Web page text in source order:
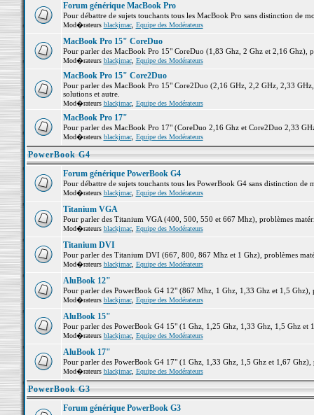
Forum générique MacBook Pro
Pour débattre de sujets touchants tous les MacBook Pro sans distinction de
Mod�rateurs blackjmac, Equipe des Modérateurs
MacBook Pro 15" CoreDuo
Pour parler des MacBook Pro 15" CoreDuo (1,83 Ghz, 2 Ghz et 2,16 Ghz),
Mod�rateurs blackjmac, Equipe des Modérateurs
MacBook Pro 15" Core2Duo
Pour parler des MacBook Pro 15" Core2Duo (2,16 GHz, 2,2 GHz, 2,33
solutions et autre.
Mod�rateurs blackjmac, Equipe des Modérateurs
MacBook Pro 17"
Pour parler des MacBook Pro 17" (CoreDuo 2,16 Ghz et Core2Duo 2,33
Mod�rateurs blackjmac, Equipe des Modérateurs
PowerBook G4
Forum générique PowerBook G4
Pour débattre de sujets touchants tous les PowerBook G4 sans distinction de
Mod�rateurs blackjmac, Equipe des Modérateurs
Titanium VGA
Pour parler des Titanium VGA (400, 500, 550 et 667 Mhz), problèmes
Mod�rateurs blackjmac, Equipe des Modérateurs
Titanium DVI
Pour parler des Titanium DVI (667, 800, 867 Mhz et 1 Ghz), problèmes
Mod�rateurs blackjmac, Equipe des Modérateurs
AluBook 12"
Pour parler des PowerBook G4 12" (867 Mhz, 1 Ghz, 1,33 Ghz et 1,5 Ghz),
Mod�rateurs blackjmac, Equipe des Modérateurs
AluBook 15"
Pour parler des PowerBook G4 15" (1 Ghz, 1,25 Ghz, 1,33 Ghz, 1,5 Ghz et
Mod�rateurs blackjmac, Equipe des Modérateurs
AluBook 17"
Pour parler des PowerBook G4 17" (1 Ghz, 1,33 Ghz, 1,5 Ghz et 1,67 Ghz),
Mod�rateurs blackjmac, Equipe des Modérateurs
PowerBook G3
Forum générique PowerBook G3